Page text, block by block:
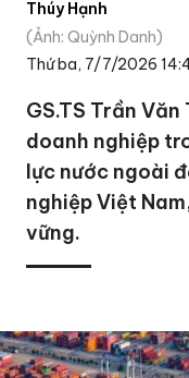
Thúy Hạnh
Ảnh: Quỳnh Danh
Thứ ba, 7/7/2026
GS.TS Trần
doanh nghiệp
lực nước ngoài
nghiệp Việt
vững.